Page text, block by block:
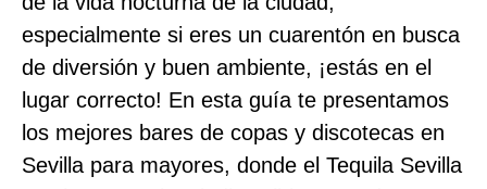
especialmente si eres un cuarentón en busca
de diversión y buen ambiente, ¡estás en el
lugar correcto! En esta guía te presentamos
los mejores bares de copas y discotecas en
Sevilla para mayores, donde el Tequila Sevilla